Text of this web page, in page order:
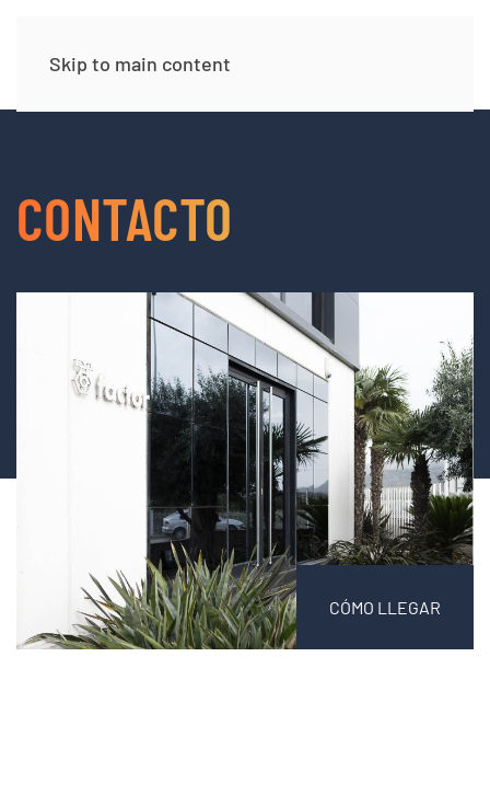
Skip to main content
CONTACTO
UBICACIÓN DE NUESTRAS INSTALACIONES
INDUSTRIALES Y OFICINAS.
ESTAREMOS ENCANTADOS DE ATENDER SU VISITA.
CÓMO LLEGAR